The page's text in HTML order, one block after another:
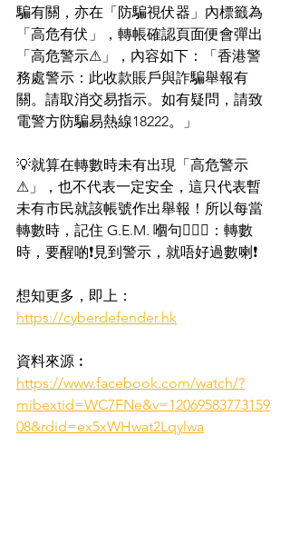
騙有關，亦在「防騙視伏器」內標籤為
「高危有伏」，轉帳確認頁面便會彈出
「高危警示⚠」，內容如下：「香港警
務處警示：此收款賬戶與詐騙舉報有
關。請取消交易指示。如有疑問，請致
電警方防騙易熱線18222。」
💡就算在轉數時未有出現「高危警示
⚠」，也不代表一定安全，這只代表暫
未有市民就該帳號作出舉報！所以每當
轉數時，記住 G.E.M. 嗰句💁🏻‍♀：轉數
時，要醒啲❗見到警示，就唔好過數喇❗
想知更多，即上：
https://cyberdefender.hk
資料來源︰
https://www.facebook.com/watch/?
mibextid=WC7FNe&v=12069583773159
08&rdid=ex5xWHwat2Lqylwa